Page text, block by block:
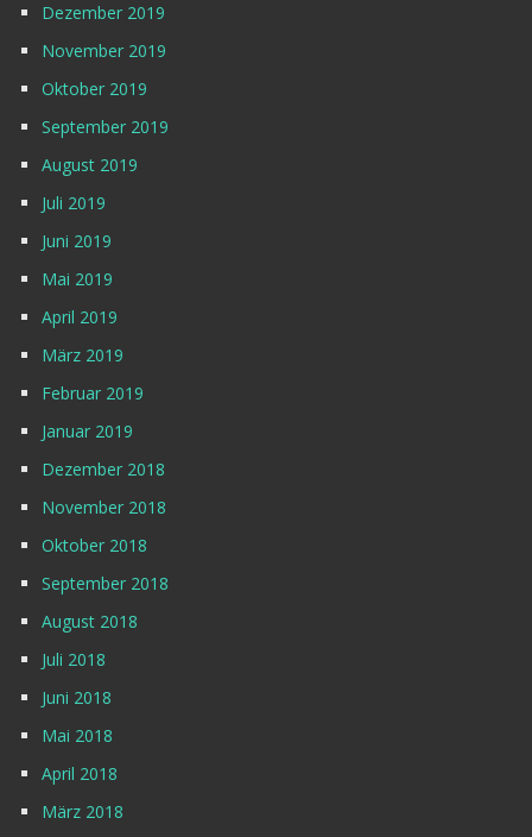
Dezember 2019
November 2019
Oktober 2019
September 2019
August 2019
Juli 2019
Juni 2019
Mai 2019
April 2019
März 2019
Februar 2019
Januar 2019
Dezember 2018
November 2018
Oktober 2018
September 2018
August 2018
Juli 2018
Juni 2018
Mai 2018
April 2018
März 2018